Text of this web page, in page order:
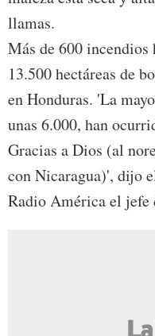
llamas.
Más de 600
13.500 hectáreas de
en Honduras. 'La
unas 6.000, han
Gracias a Dios (al
con Nicaragua)', dijo
Radio América el